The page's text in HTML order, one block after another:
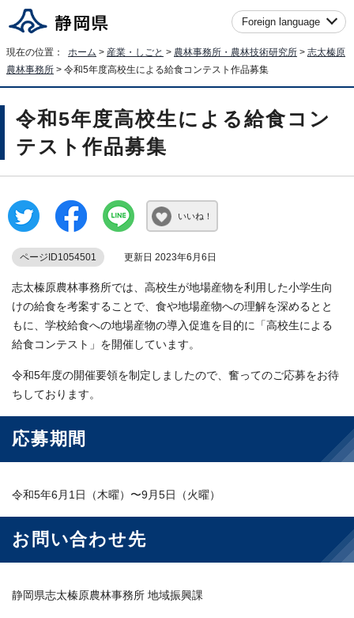
Foreign language
現在の位置： ホーム > 産業・しごと > 農林事務所・農林技術研究所 > 志太榛原
農林事務所 > 令和5年度高校生による給食コンテスト作品募集
令和5年度高校生による給食コン
テスト作品募集
いいね！
ページID1054501 更新日 2023年6月6日
志太榛原農林事務所では、高校生が地場産物を利用した小学生向
けの給食を考案することで、食や地場産物への理解を深めるとと
もに、学校給食への地場産物の導入促進を目的に「高校生による
給食コンテスト」を開催しています。
令和5年度の開催要領を制定しましたので、奮ってのご応募をお待
ちしております。
応募期間
令和5年6月1日（木曜）〜9月5日（火曜）
お問い合わせ先
静岡県志太榛原農林事務所 地域振興課